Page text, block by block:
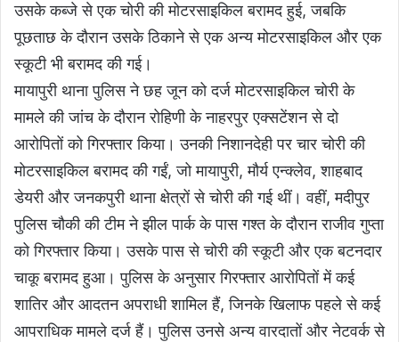
उसके कब्जे से एक चोरी की मोटरसाइकिल बरामद हुई, जबकि
पूछताछ के दौरान उसके ठिकाने से एक अन्य मोटरसाइकिल और एक
स्कूटी भी बरामद की गई।
मायापुरी थाना पुलिस ने छह जून को दर्ज मोटरसाइकिल चोरी के
मामले की जांच के दौरान रोहिणी के नाहरपुर एक्सटेंशन से दो
आरोपितों को गिरफ्तार किया। उनकी निशानदेही पर चार चोरी की
मोटरसाइकिल बरामद की गईं, जो मायापुरी, मौर्य एन्क्लेव, शाहबाद
डेयरी और जनकपुरी थाना क्षेत्रों से चोरी की गई थीं। वहीं, मदीपुर
पुलिस चौकी की टीम ने झील पार्क के पास गश्त के दौरान राजीव गुप्ता
को गिरफ्तार किया। उसके पास से चोरी की स्कूटी और एक बटनदार
चाकू बरामद हुआ। पुलिस के अनुसार गिरफ्तार आरोपितों में कई
शातिर और आदतन अपराधी शामिल हैं, जिनके खिलाफ पहले से कई
आपराधिक मामले दर्ज हैं। पुलिस उनसे अन्य वारदातों और नेटवर्क से